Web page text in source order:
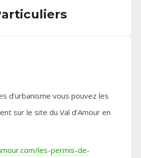
d’urbanisme vous pouvez les
sur le site du Val d’Amour en
les-permis-de-